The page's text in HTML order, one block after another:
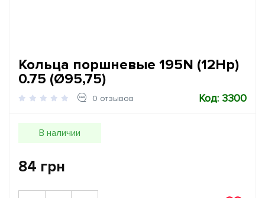
Кольца поршневые 195N (12Hp)
0.75 (Ø95,75)
0 отзывов Код: 3300
В наличии
84 грн